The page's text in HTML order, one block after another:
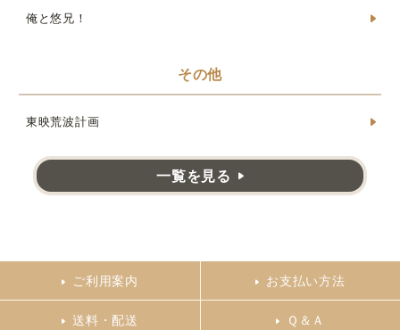
俺と悠兄！
その他
東映荒波計画
一覧を見る
ご利用案内 お支払い方法
送料・配送 Ｑ＆Ａ